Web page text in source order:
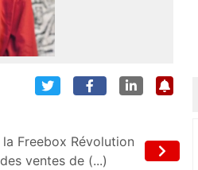
Freebox Révolution
ventes de (...)